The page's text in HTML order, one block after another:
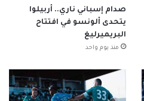
صدام إسباني ناري.. أربيلوا
يتحدى ألونسو في افتتاح
البريميرليغ
منذ يوم واحد